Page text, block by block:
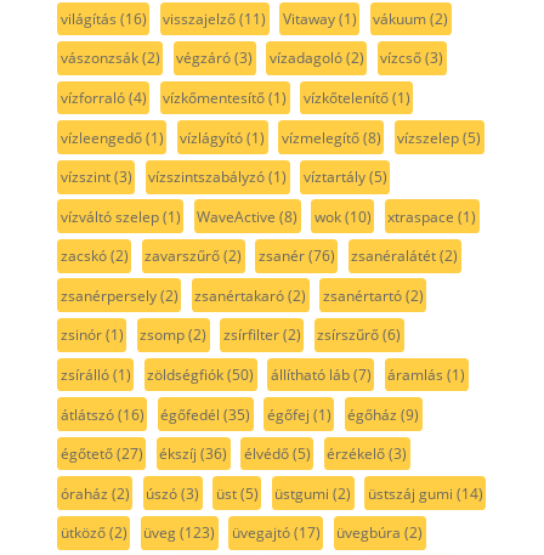
világítás (16) visszajelző(11) Vitaway(1) vákuum(2)
vászonzsák(2) végzáró(3) vízadagoló(2) vízcső(3)
vízforraló(4) vízkőmentesítő(1) vízkőtelenítő(1)
vízleengedő(1) vízlágyító(1) vízmelegítő(8) vízszelep(5)
vízszint(3) vízszintszabályzó(1) víztartály(5)
vízváltó szelep(1) WaveActive (8) wok(10) xtraspace (1)
zacskó(2) zavarszűrő(2) zsanér(76) zsanéralátét(2)
zsanérpersely(2) zsanértakaró(2) zsanértartó(2)
zsinór(1) zsomp(2) zsírfilter(2) zsírszűrő(6)
zsírálló(1) zöldségfiók(50) állítható láb(7) áramlás (1)
átlátszó(16) égőfedél (35) égőfej (1) égőház (9)
égőtető(27) ékszíj (36) élvédő(5) érzékelő(3)
óraház (2) úszó(3) üst(5) üstgumi (2) üstszáj gumi (14)
ütköző(2) üveg(123) üvegajtó(17) üvegbúra (2)